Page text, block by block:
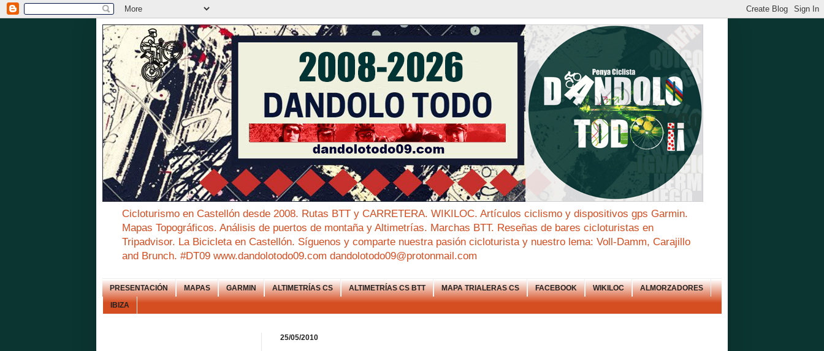
Cicloturismo en Castellón desde 2008. Rutas BTT y CARRETERA. WIKILOC. Artículos ciclismo y dispositivos gps Garmin.
Mapas Topográficos. Análisis de puertos de montaña y Altimetrías. Marchas BTT. Reseñas de bares cicloturistas en
Tripadvisor. La Bicicleta en Castellón. Síguenos y comparte nuestra pasión cicloturista y nuestro lema: Voll-Damm, Carajillo
and Brunch. #DT09 www.dandolotodo09.com dandolotodo09@protonmail.com
PRESENTACIÓN MAPAS GARMIN ALTIMETRÍAS CS ALTIMETRÍAS CS BTT MAPA TRIALERAS CS FACEBOOK WIKILOC ALMORZADORES
IBIZA
25/05/2010